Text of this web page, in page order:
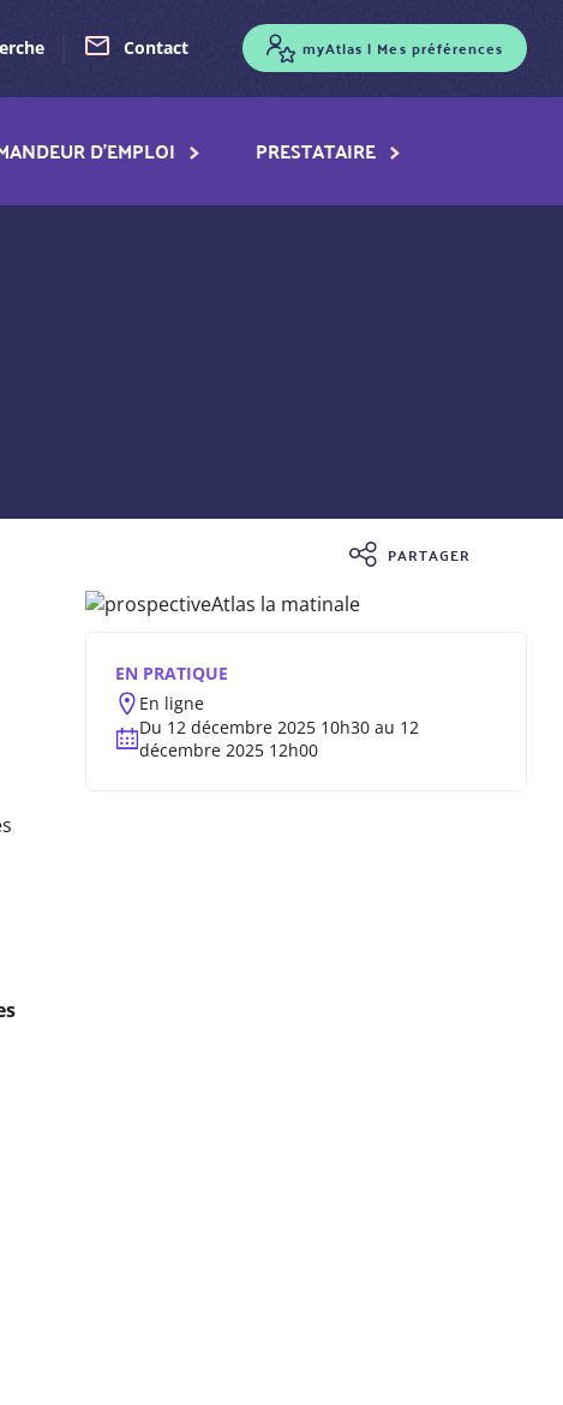
Contact myAtlas | Mes préférences
D'EMPLOI PRESTATAIRE
PARTAGER
Image
EN PRATIQUE
En ligne
Du 12 décembre 2025 10h30 au 12
décembre 2025 12h00